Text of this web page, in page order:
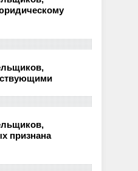
признана